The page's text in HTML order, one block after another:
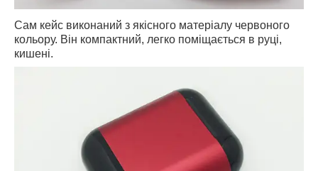
Сам кейс виконаний з якісного матеріалу червоного
кольору. Він компактний, легко поміщається в руці,
кишені.